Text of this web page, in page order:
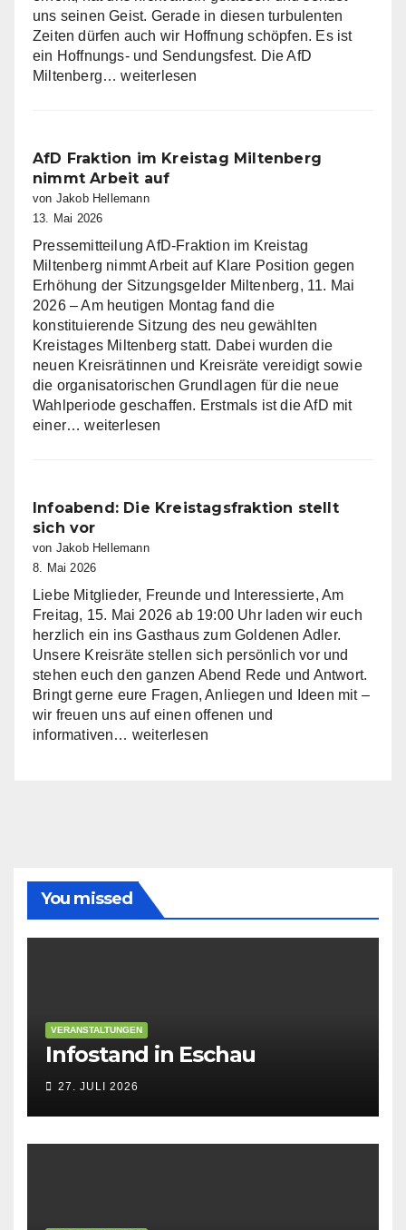
uns seinen Geist. Gerade in diesen turbulenten
Zeiten dürfen auch wir Hoffnung schöpfen. Es ist
ein Hoffnungs- und Sendungsfest. Die AfD
Miltenberg…Die
eine
gesegnete
Christi
weiterlesen
AfD Fraktion im Kreistag Miltenberg
nimmt Arbeit auf
von Jakob Hellemann
13. Mai 2026
Pressemitteilung AfD-Fraktion im Kreistag
Miltenberg nimmt Arbeit auf Klare Position gegen
Erhöhung der Sitzungsgelder Miltenberg, 11. Mai
2026 – Am heutigen Montag fand die
konstituierende Sitzung des neu gewählten
Kreistages Miltenberg statt. Dabei wurden die
neuen Kreisrätinnen und Kreisräte vereidigt sowie
die organisatorischen Grundlagen für die neue
Wahlperiode geschaffen. Erstmals ist die AfD mit
einer…AfD
Miltenberg
nimmt
Arbeit
auf
weiterlesen
Infoabend: Die Kreistagsfraktion stellt
sich vor
von Jakob Hellemann
8. Mai 2026
Liebe Mitglieder, Freunde und Interessierte, Am
Freitag, 15. Mai 2026 ab 19:00 Uhr laden wir euch
herzlich ein ins Gasthaus zum Goldenen Adler.
Unsere Kreisräte stellen sich persönlich vor und
stehen euch den ganzen Abend Rede und Antwort.
Bringt gerne eure Fragen, Anliegen und Ideen mit –
wir freuen uns auf einen offenen und
informativen… Infoabend:
weiterlesen
You missed
VERANSTALTUNGEN
Infostand in Eschau
27. JULI 2026